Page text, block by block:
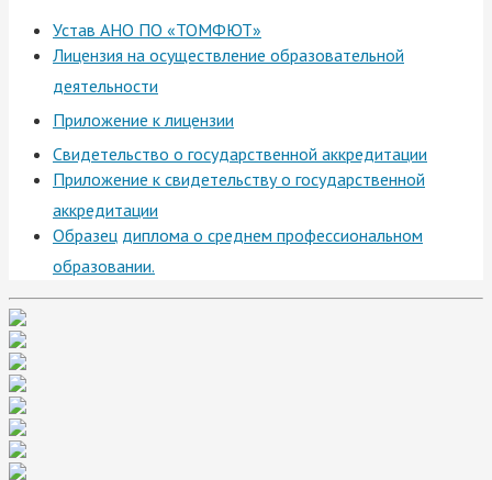
Устав АНО ПО «ТОМФЮТ»
Лицензия на осуществление образовательной
деятельности
Приложение к лицензии
Свидетельство о государственной аккредитации
Приложение к свидетельству о государственной
аккредитации
Образец диплома о среднем профессиональном
образовании.